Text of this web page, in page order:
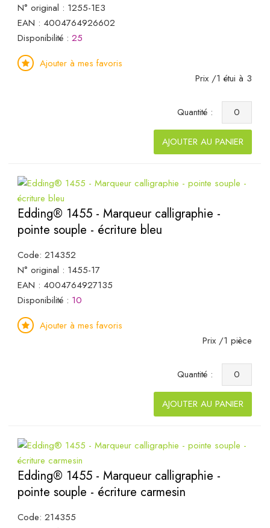
N° original : 1255-1E3
EAN : 4004764926602
Disponibilité : 25
Ajouter à mes favoris
Prix /1 étui à 3
Quantité :
AJOUTER AU PANIER
Edding® 1455 - Marqueur calligraphie -
pointe souple - écriture bleu
Code: 214352
N° original : 1455-17
EAN : 4004764927135
Disponibilité : 10
Ajouter à mes favoris
Prix /1 pièce
Quantité :
AJOUTER AU PANIER
Edding® 1455 - Marqueur calligraphie -
pointe souple - écriture carmesin
Code: 214355